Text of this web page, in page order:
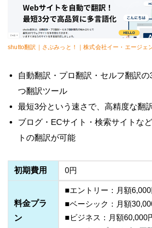
shutto翻訳｜さぶみっと！｜株式会社イー・エージェ
自動翻訳・プロ翻訳・セルフ翻訳の
つ翻訳ツール
最短3分という速さで、高精度な翻
ブログ・ECサイト・検索サイトな
トの翻訳が可能
初期費用 0円
料金プラ
ン
■エントリー：月額6,000
■ベーシック：月額
■ビジネス：月額60,000